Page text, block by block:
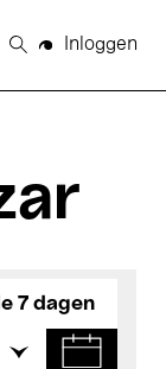
Zoeken
Inloggen
7 dagen